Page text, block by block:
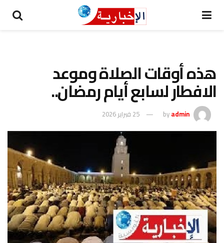
هذه أوقات الصلاة وموعد
الافطار لسابع أيام رمضان..
byadmin 25 فبراير 2026